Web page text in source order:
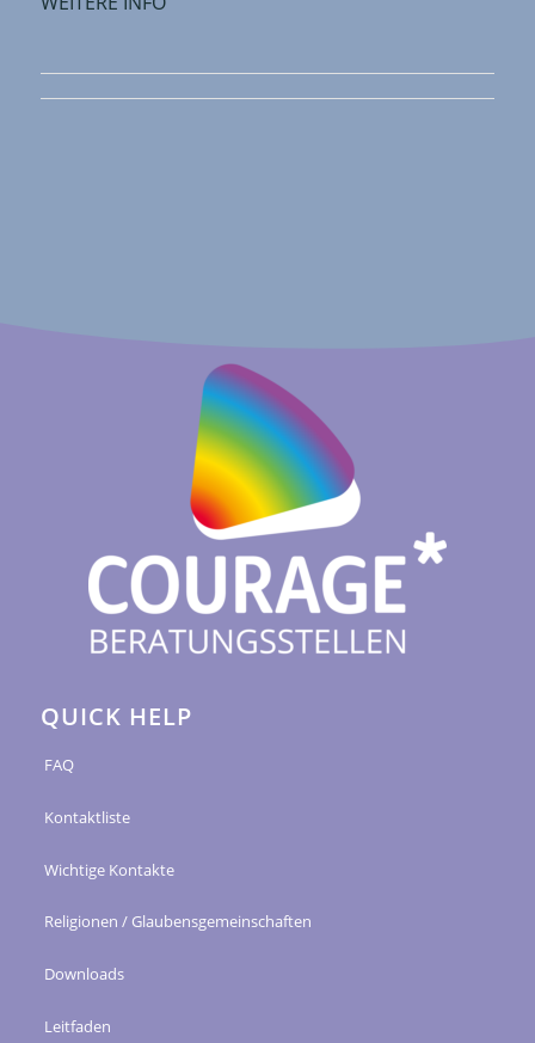
QUICK HELP
FAQ
Kontaktliste
Wichtige Kontakte
Religionen / Glaubensgemeinschaften
Downloads
Leitfaden